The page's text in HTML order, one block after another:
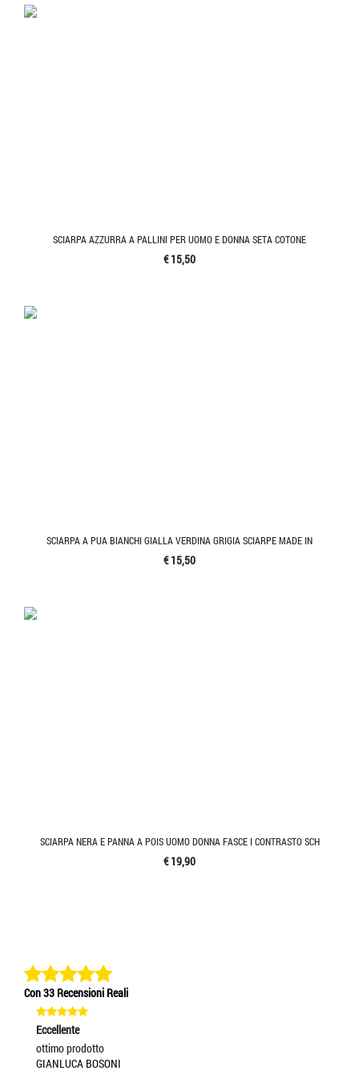
SCIARPA AZZURRA A PALLINI PER UOMO E DONNA SETA COTONE
€ 15,50
SCIARPA A PUA BIANCHI GIALLA VERDINA GRIGIA SCIARPE MADE IN
€ 15,50
SCIARPA NERA E PANNA A POIS UOMO DONNA FASCE I CONTRASTO SCH
€ 19,90
Con 33 Recensioni Reali
Eccellente
ottimo prodotto
GIANLUCA BOSONI